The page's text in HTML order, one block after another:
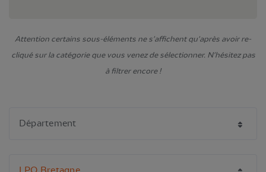
Attention certains sous-éléments ne s'affichent qu'après avoir re-
cliqué sur la catégorie que vous venez de sélectionner. N'hésitez pas
à filtrer encore !